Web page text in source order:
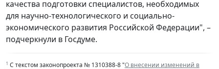
качества подготовки специалистов, необходимых
для научно-технологического и социально-
экономического развития Российской Федерации", –
подчеркнули в Госдуме.
1 С текстом законопроекта № 1310388-8 "О внесении изменений в